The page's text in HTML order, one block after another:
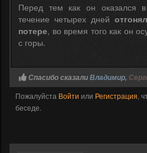
Перед тем как он оказался
течение четырех дней
потере, во время того как он
с горы.
Спасибо сказалиВладимир,
Пожалуйста Войти или Регистрация,
беседе.